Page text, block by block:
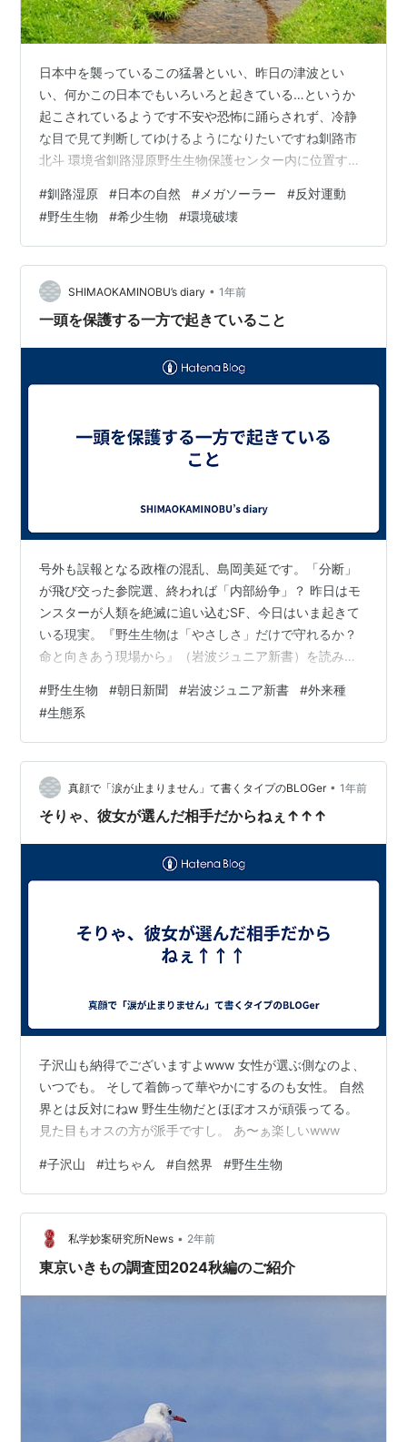
日本中を襲っているこの猛暑といい、昨日の津波とい
い、何かこの日本でもいろいろと起きている…というか
起こされているようです不安や恐怖に踊らされず、冷静
な目で見て判断してゆけるようになりたいですね釧路市
北斗 環境省釧路湿原野生生物保護センター内に位置する
る現在の釧路湿原の現状の動画です破壊されてゆく釧路
湿原破壊されてゆく日本の自然どんどん行き場を失って
ゆく野生の生きものたち 悲しくてやり切れなくなってき
ます www.youtube.com www.youtube.com 小さな力で
も何か発動させなければ、この日本はどんどん壊されて
ゆきますメガソーラ…
#釧路湿原 #日本の自然 # メガソーラー #反対運動
#野生生物 #希少生物 #環境破壊
SHIMAOKAMINOBU’s diary • 1年前
一頭を保護する一方で起きていること
号外も誤報となる政権の混乱、島岡美延です。「分断」
が飛び交った参院選、終われば「内部紛争」？ 昨日はモ
ンスターが人類を絶滅に追い込むSF、今日はいま起きて
いる現実。『野生生物は「やさしさ」だけで守れるか？
命と向きあう現場から』（岩波ジュニア新書）を読みま
人間の関わりも出てきますが最も強烈だと感じたのは、
2020年に足立区にシカが現れ、捕獲された事案。「処分
の可能性」が報じられると、区役所には3日間、仕事が出
来ないほど抗議、苦情の電話。中には職員に「お前が死
ね」という暴言まで。結局このシカはある動物園が引き
取り、飼育、公開されました。 その一…
#野生生物 #朝日新聞 #岩波ジュニア新書 #外来種
#生態系
真顔で「涙が止まりません」て書くタイプのBLOGer • 1年前
そりゃ、彼女が選んだ相手だからねぇ↑↑↑
子沢山も納得でございますよwww 女性が選ぶ側なのよ、
いつでも。 そして着飾って華やかにするのも女性。 自然
界とは反対にねw 野生生物だとほぼオスが頑張ってる。
見た目もオスの方が派手ですし。 あ〜ぁ楽しいwww
#子沢山 #辻ちゃん #自然界 #野生生物
私学妙案研究所News • 2年前
東京いきもの調査団2024秋編のご紹介